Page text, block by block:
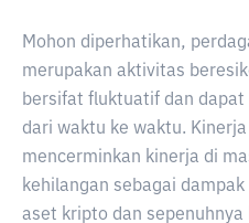
Mohon diperhatikan,
merupakan aktivitas
bersifat fluktuatif dan
dari waktu ke waktu.
mencerminkan kinerja di
kehilangan sebagai
aset kripto dan